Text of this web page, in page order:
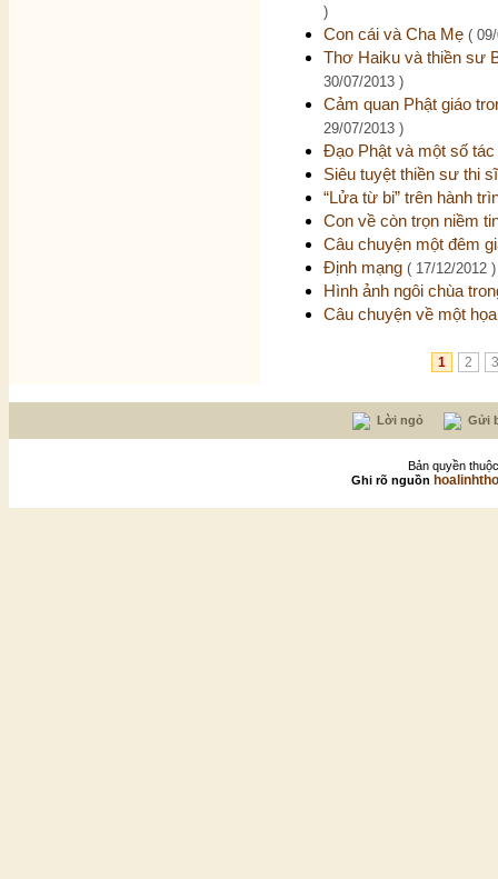
)
Con cái và Cha Mẹ (
Thơ Haiku và thiền sư
30/07/2013 )
Cảm quan Phật giáo
29/07/2013 )
Đạo Phật và một số
Siêu tuyệt thiền sư thi
“Lửa từ bi” trên hành
Con về còn trọn niềm
Câu chuyện một đêm
Định mạng ( 17/12/2012 )
Hình ảnh ngôi chùa
Câu chuyện về một
1 2 3
Lời ngỏ Gửi
Bản quyền
Ghi rõ nguồn